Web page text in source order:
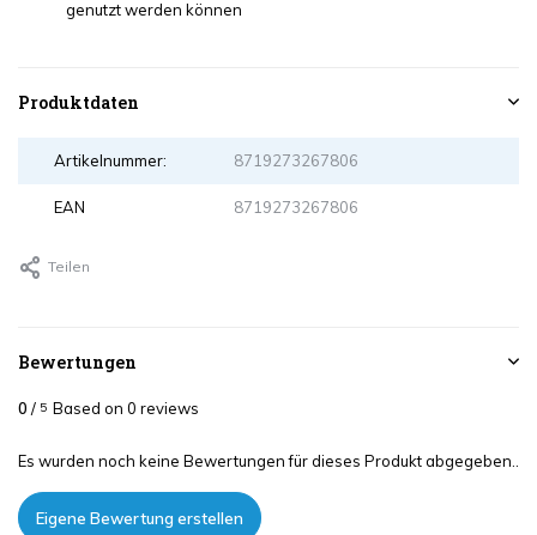
genutzt werden können
Produktdaten
Artikelnummer: 8719273267806
EAN 8719273267806
Teilen
Bewertungen
0 / 5 Based on 0 reviews
Es wurden noch keine Bewertungen für dieses Produkt abgegeben..
Eigene Bewertung erstellen